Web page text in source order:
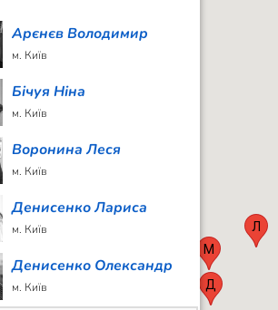
Д
Л
М
Арєнєв Володимир
м. Київ
Бічуя Ніна
м. Київ
Воронина Леся
м. Київ
Денисенко Лариса
м. Київ
Денисенко Олександр
м. Київ